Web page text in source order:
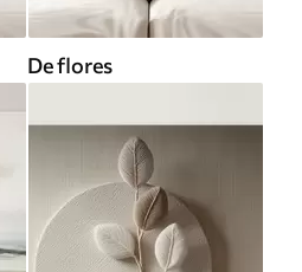
De flores